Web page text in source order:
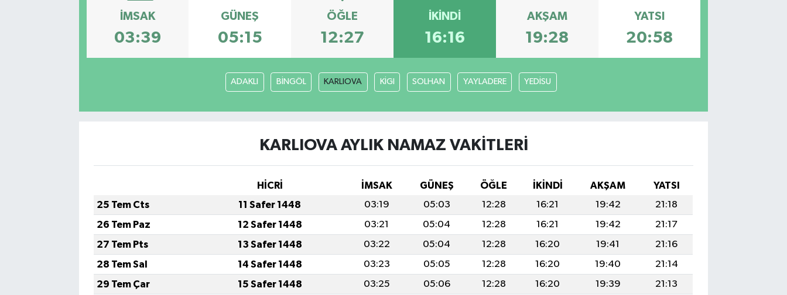
İMSAK
03:39
GÜNEŞ
05:15
ÖĞLE
12:27
İKINDI
16:16
AKŞAM
19:28
YATSI
20:58
ADAKLI BİNGÖL KARLIOVA KİGI SOLHAN YAYLADERE YEDİSU
KARLIOVA AYLIK NAMAZ VAKITLERI
HİCRİ İMSAK GÜNEŞ ÖĞLE İKINDI AKŞAM
YATSI
25 Tem Cts
11 Safer 1448 03:19 05:03 12:28 16:21 19:42
21:18
26 Tem Paz
12 Safer 1448 03:21 05:04 12:28 16:21 19:42
21:17
27 Tem Pts
13 Safer 1448 03:22 05:04 12:28 16:20 19:41
21:16
28 Tem Sal
14 Safer 1448 03:23 05:05 12:28 16:20 19:40
21:14
29 Tem Çar
15 Safer 1448 03:25 05:06 12:28 16:20 19:39
21:13